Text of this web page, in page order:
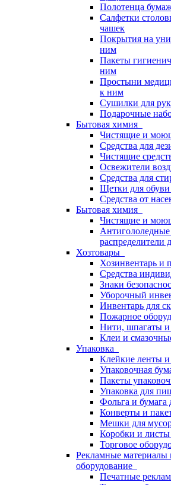
Полотенца
Салфетки
чашек
Покрытия на
ним
Пакеты
ним
Простыни
к ним
Сушилки для рук
Подарочные
Бытовая химия
Чистящие и
Средства для
Чистящие
Освежители
Средства для
Щетки для
Средства от
Бытовая химия
Чистящие и
Антигололедные
распределители
Хозтовары
Хозинвентарь и
Средства
Знаки
Уборочный
Инвентарь для
Пожарное
Нити, шпагаты
Клеи и
Упаковка
Клейкие ленты
Упаковочная
Пакеты
Упаковка для
Фольга и бумага
Конверты и
Мешки для
Коробки и
Торговое
Рекламные материалы
оборудование
Печатные